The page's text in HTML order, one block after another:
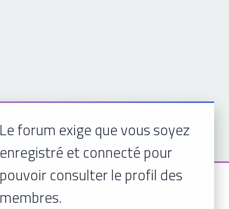
Le forum exige que vous soyez
enregistré et connecté pour
pouvoir consulter le profil des
membres.